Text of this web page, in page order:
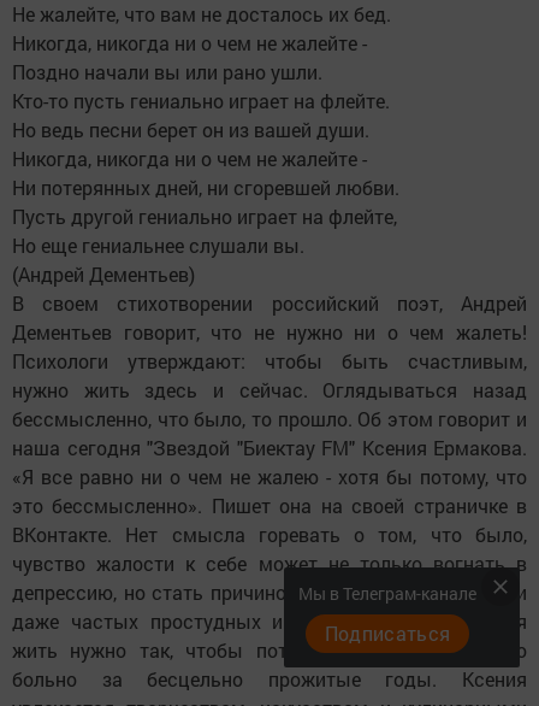
Не жалейте, что вам не досталось их бед.
Никогда, никогда ни о чем не жалейте -
Поздно начали вы или рано ушли.
Кто-то пусть гениально играет на флейте.
Но ведь песни берет он из вашей души.
Никогда, никогда ни о чем не жалейте -
Ни потерянных дней, ни сгоревшей любви.
Пусть другой гениально играет на флейте,
Но еще гениальнее слушали вы.
(Андрей Дементьев)
В своем стихотворении российский поэт, Андрей
Дементьев говорит, что не нужно ни о чем жалеть!
Психологи утверждают: чтобы быть счастливым,
нужно жить здесь и сейчас. Оглядываться назад
бессмысленно, что было, то прошло. Об этом говорит и
наша сегодня "Звездой "Биектау FM" Ксения Ермакова.
«Я все равно ни о чем не жалею - хотя бы потому, что
это бессмысленно». Пишет она на своей страничке в
ВКонтакте. Нет смысла горевать о том, что было,
чувство жалости к себе может не только вогнать в
депрессию, но стать причиной снижения иммунитета и
даже частых простудных инфекций. Как говориться
жить нужно так, чтобы потом не было мучительно
больно за бесцельно прожитые годы. Ксения
Мы в Телеграм-канале
Подписаться